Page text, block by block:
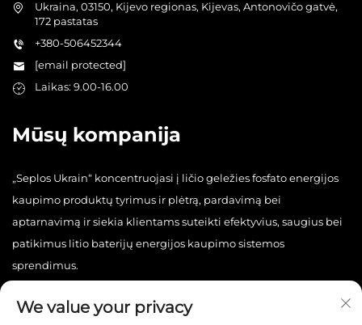
Ukraina, 03150, Kijevo regionas, Kijevas, Antonovičo gatvė,
172 pastatas
+380-506452344
[email protected]
Laikas: 9.00-16.00
Mūsų kompanija
„Seplos Ukrain“ koncentruojasi į ličio geležies fosfato energijos
kaupimo produktų tyrimus ir plėtrą, pardavimą bei
aptarnavimą ir siekia klientams suteikti efektyvius, saugius bei
patikimus litio baterijų energijos kaupimo sistemos
sprendimus.
We value your privacy